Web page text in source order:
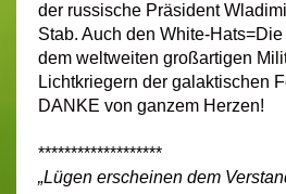
der russische Präsident
Stab. Auch den White-
dem weltweiten großartigen
Lichtkriegern der galaktischen
DANKE von ganzem Herzen!
*******************
„Lügen erscheinen dem